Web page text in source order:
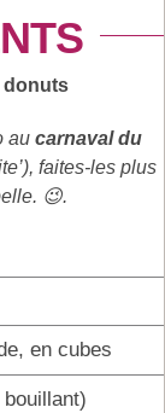
donuts
au carnaval du
faites-les plus
😉.
en cubes